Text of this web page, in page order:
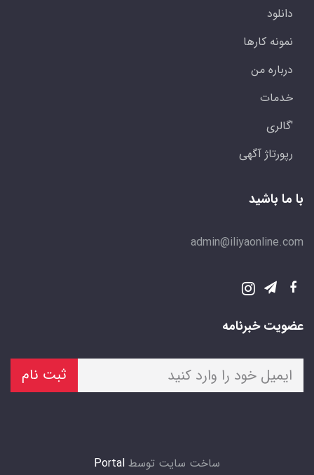
دانلود
نمونه کارها
درباره من
خدمات
'گالری
رپورتاژ آگهی
با ما باشید
admin@iliyaonline.com
عضویت خبرنامه
ثبت نام
ساخت سایت توسط Portal